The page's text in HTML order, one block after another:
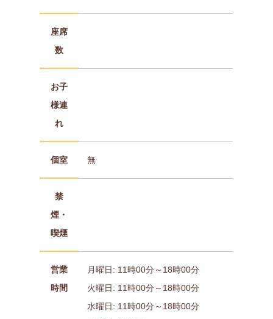
座席
数
お子
様連
れ
個室 無
禁
煙・
喫煙
営業
時間
月曜日: 11時00分～18時00分
火曜日: 11時00分～18時00分
水曜日: 11時00分～18時00分